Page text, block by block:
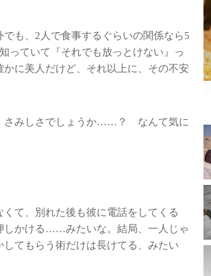
も、2人で食事するぐらいの関係なら5
っていて『それでも放っとけない』っ
に美人だけど、それ以上に、その不安
さみしさでしょうか……？ なんて気に
て、別れた後も彼に電話をしてくる
しかける……みたいな。結局、一人じゃ
てもらう術だけは長けてる、みたい